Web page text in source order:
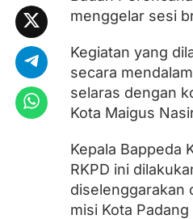
D
a
s
i
k
a
r
o
g
r
menggelar sesi
Kegiatan yang
secara
selaras dengan
Kota Maigus
Kepala Bappeda
RKPD ini
diselenggarakan
misi Kota